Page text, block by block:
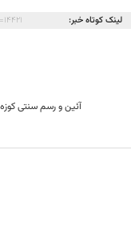
لینک کوتاه خبر:
آئین و رسم سنتی